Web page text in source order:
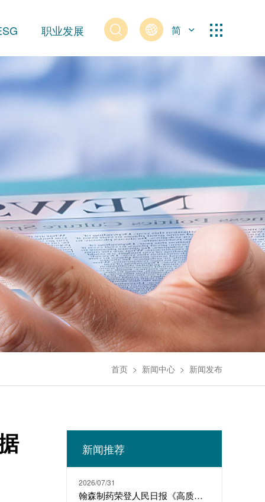
简 
职业发展
首页 > 新闻中心 > 新闻发布
新闻推荐
2026/07/31
翰森制药荣登人民日报《高质量发展故事汇》